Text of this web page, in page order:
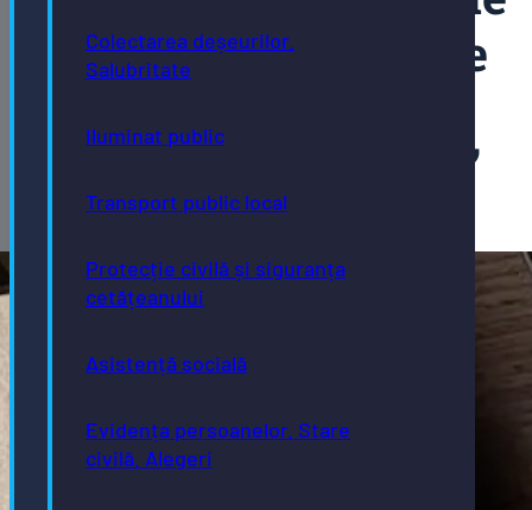
Colectarea deșeurilor.
Salubritate
Iluminat public
Transport public local
Protecție civilă și siguranța
cetățeanului
Asistență socială
Evidența persoanelor. Stare
civilă. Alegeri
pentru Zootehnie
Constantinescu”
16/01/2025